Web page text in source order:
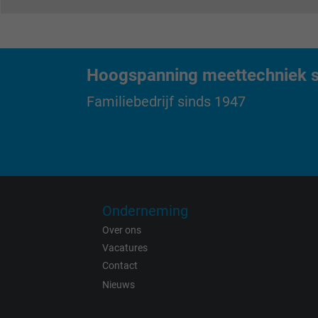
Vendor
Hoogspanning meettechniek
Familiebedrijf sinds 1947
Onderneming
Over ons
Vacatures
Contact
Nieuws